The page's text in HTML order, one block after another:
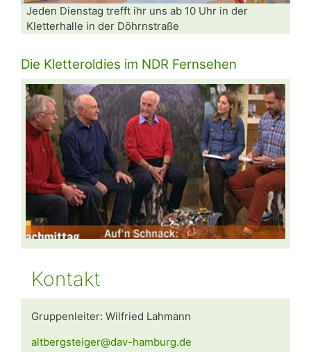
Jeden Dienstag trefft ihr uns ab 10 Uhr in der
Kletterhalle in der Döhrnstraße
Die Kletteroldies im NDR Fernsehen
Kontakt
Gruppenleiter: Wilfried Lahmann
altbergsteiger@dav-hamburg.de